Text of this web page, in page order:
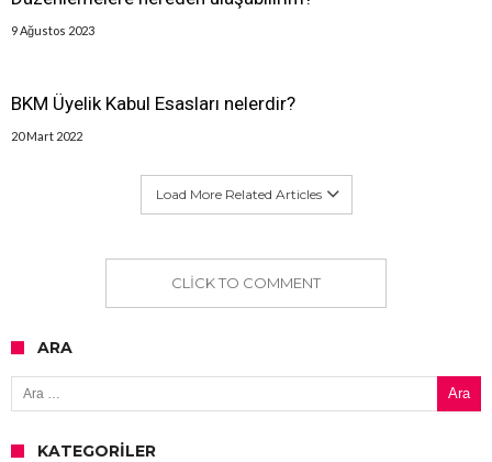
9 Ağustos 2023
BKM Üyelik Kabul Esasları nelerdir?
20 Mart 2022
Load More Related Articles
CLICK TO COMMENT
ARA
Arama:
KATEGORILER